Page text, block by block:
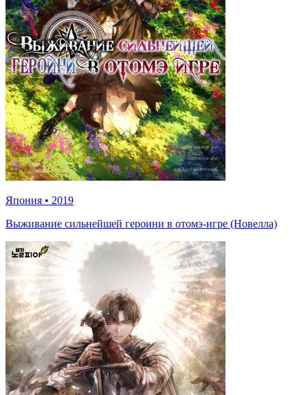
Япония • 2019
Выживание сильнейшей героини в отомэ-игре (Новелла)